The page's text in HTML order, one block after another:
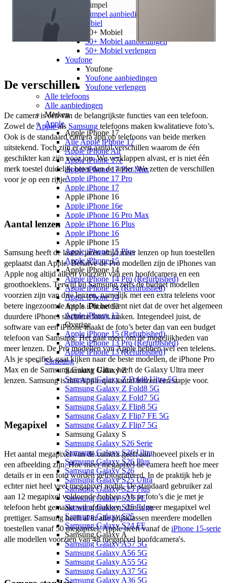
Simpel
Simpel aanbiedingen
50+ Mobiel
50+ Mobiel
50+ Mobiel aanbiedingen
50+ Mobiel verlengen
Youfone
Youfone
Youfone aanbiedingen
Youfone verlengen
Alle telefoons
Alle aanbiedingen
Merken
Apple
Apple iPhone 17
Alle Apple iPhone 17
Apple iPhone Air
Apple iPhone 17e
Apple iPhone 17 Pro Max
Apple iPhone 17 Pro
Apple iPhone 17
Apple iPhone 16
Apple iPhone 16e
Apple iPhone 16 Pro Max
Apple iPhone 16 Plus
Apple iPhone 16
Apple iPhone 15
Apple iPhone 15 Plus
Apple iPhone 15
Apple iPhone 14
Apple iPhone 14 Pro (Refurbished)
Apple iPhone 14 (Refurbished)
Apple iPhone 14
Apple iPhone 13
Apple iPhone 13
Overige
Apple iPhone 15 (Refurbished)
Apple iPhone 13 Pro (Refurbished)
Apple iPhone 13 (Refurbished)
Samsung
Samsung Galaxy Z
Samsung Galaxy Z Fold8 Ultra 5G
Samsung Galaxy Z Fold8 5G
Samsung Galaxy Z Fold7 5G
Samsung Galaxy Z Flip8 5G
Samsung Galaxy Z Flip7 FE 5G
Samsung Galaxy Z Flip7 5G
Samsung Galaxy S
Samsung Galaxy S26 Serie
Samsung Galaxy S26 Ultra
Samsung Galaxy S26 Plus
Samsung Galaxy S26
Samsung Galaxy S25 Ultra
Samsung Galaxy S25 Plus
Samsung Galaxy S25 FE
Samsung Galaxy S25 Edge
Samsung Galaxy S25
Samsung Galaxy S24 FE
Samsung Galaxy A
Samsung Galaxy A57 5G
Samsung Galaxy A56 5G
Samsung Galaxy A55 5G
Samsung Galaxy A37 5G
Samsung Galaxy A36 5G
De verschillen
De camera is één van de belangrijkste functies van een telefoon.
Zowel de Apple als Samsung telefoons maken kwalitatieve foto’s.
Ook is de standaard camera app op telefoons van beide merken
uitstekend. Toch zijn er een aantal verschillen waarom de één
geschikter kan zijn voor jou. We verklappen alvast, er is niet één
merk toestel duidelijk beter dan de ander. We zetten de verschillen
voor je op een rijtje.
Aantal lenzen
Samsung heeft de laatste jaren altijd meer lenzen op hun toestellen
geplaatst dan Apple. Behalve de Pro modellen zijn de iPhones van
Apple nog altijd alleen voorzien van een hoofdcamera en een
groothoeklens. Terwijl bij Samsung zelfs de budget modellen
voorzien zijn van drie lenzen, namelijk met een extra telelens voor
betere ingezoomde foto’s. Dit betekent niet dat de over het algemeen
duurdere iPhones slechtere foto’s maken. Integendeel juist, de
software van een iPhone maakt de foto’s beter dan van een budget
telefoon van Samsung. Het gaat meer om de mogelijkheden van
meer lenzen. De Pro modellen van Apple hebben wel een telelens.
Als je specifiek gaat kijken naar de beste modellen, de iPhone Pro
Max en de Samsung Galaxy Ultra, heeft de Galaxy Ultra meer
lenzen. Samsung is dus Apple qua aantal lenzen een stapje voor.
Megapixel
Het aantal megapixel van de camera geeft aan hoeveel pixels er in
een afbeelding zijn. Hoe meer megapixel de camera heeft hoe meer
details er in een foto worden gefotografeerd. In de praktijk heb je
echter niet heel veel megapixel nodig. De standaard gebruiker zal
aan 12 megapixel voldoende hebben. Als je foto’s die je met je
telefoon hebt gemaakt wil afdrukken, dan is meer megapixel wel
prettiger. Samsung heeft al in alle prijsklassen meerdere modellen
toestellen vanaf 50 megapixel. Apple heeft vanaf de iPhone 15-serie
alle modellen voorzien van 48 megapixel hoofdcamera's.